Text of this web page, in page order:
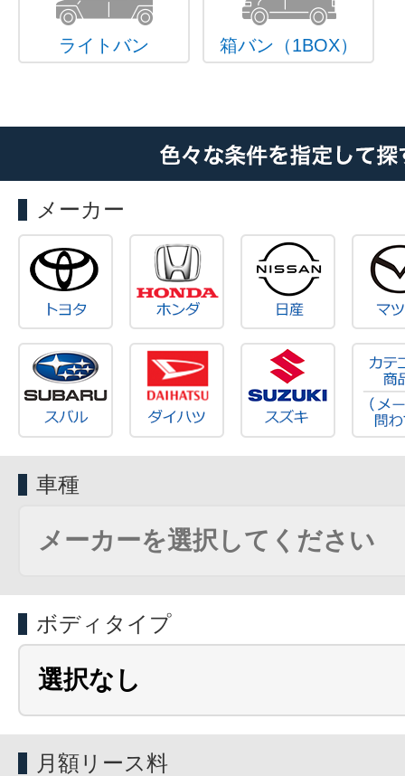
ライトバン 箱バン（1BOX）
メーカー
車種
ボディタイプ
月額リース料